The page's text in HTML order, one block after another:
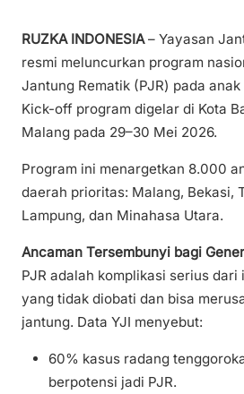
RUZKA INDONESIA– Yayasan
resmi meluncurkan program
Jantung Rematik (PJR) pada
Kick-off program digelar di Kota
Malang pada 29–30 Mei 2026.
Program ini menargetkan 8.000
daerah prioritas: Malang, Bekasi,
Lampung, dan Minahasa Utara.
Ancaman Tersembunyi bagi
PJR adalah komplikasi serius
yang tidak diobati dan bisa
jantung. Data YJI menyebut:
60% kasus radang
berpotensi jadi PJR.